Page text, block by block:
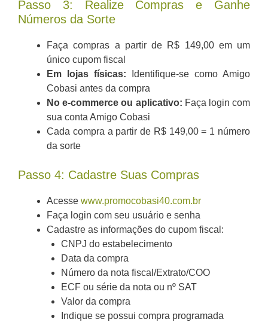
Passo 3: Realize Compras e Ganhe
Números da Sorte
Faça compras a partir de R$ 149,00 em um
único cupom fiscal
Em lojas físicas: Identifique-se como Amigo
Cobasi antes da compra
No e-commerce ou aplicativo: Faça login com
sua conta Amigo Cobasi
Cada compra a partir de R$ 149,00 = 1 número
da sorte
Passo 4: Cadastre Suas Compras
Acesse www.promocobasi40.com.br
Faça login com seu usuário e senha
Cadastre as informações do cupom fiscal:
CNPJ do estabelecimento
Data da compra
Número da nota fiscal/Extrato/COO
ECF ou série da nota ou nº SAT
Valor da compra
Indique se possui compra programada